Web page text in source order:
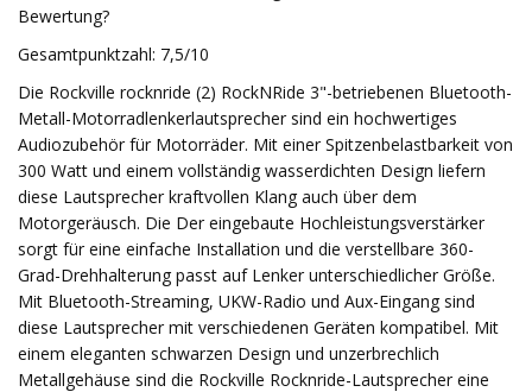
Bewertung?
Gesamtpunktzahl: 7,5/10
Die Rockville rocknride (2) RockNRide 3"-betriebenen Bluetooth-
Metall-Motorradlenkerlautsprecher sind ein hochwertiges
Audiozubehör für Motorräder. Mit einer Spitzenbelastbarkeit von
300 Watt und einem vollständig wasserdichten Design liefern
diese Lautsprecher kraftvollen Klang auch über dem
Motorgeräusch. Die Der eingebaute Hochleistungsverstärker
sorgt für eine einfache Installation und die verstellbare 360-
Grad-Drehhalterung passt auf Lenker unterschiedlicher Größe.
Mit Bluetooth-Streaming, UKW-Radio und Aux-Eingang sind
diese Lautsprecher mit verschiedenen Geräten kompatibel. Mit
einem eleganten schwarzen Design und unzerbrechlich
Metallgehäuse sind die Rockville Rocknride-Lautsprecher eine